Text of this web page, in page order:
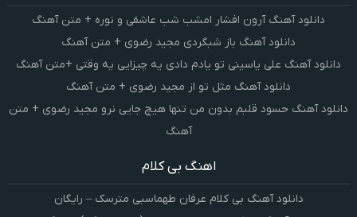
دانلود آهنگ آرون افشار امشب شب عاشقی و نوره + متن آهنگ
دانلود آهنگ باز شبگردی مجید رضوی + متن آهنگ
دانلود آهنگ علی یاسینی تو یادم دادی یه چیزایی یه وقتی +متن آهنگ
دانلود آهنگ مثل تو از مجید رضوی + متن آهنگ
دانلود آهنگ حسود قلبم بدون من تنها هیچ جایی نرو مجید رضوی + متن
آهنگ
اهنگ بی کلام
دانلود آهنگ بی کلام عرفان طهماسبی مترسک – رایگان